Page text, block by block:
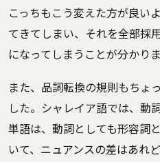
こっちもこう変えた方が良い
てきてしまい、それを全部採
になってしまうことが分かり
また、品詞転換の規則もちょ
した。シャレイア語では、動
単語は、動詞としても形容詞
いて、ニュアンスの差はあれ